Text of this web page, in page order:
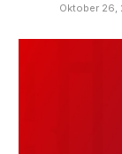
Oktober 26,